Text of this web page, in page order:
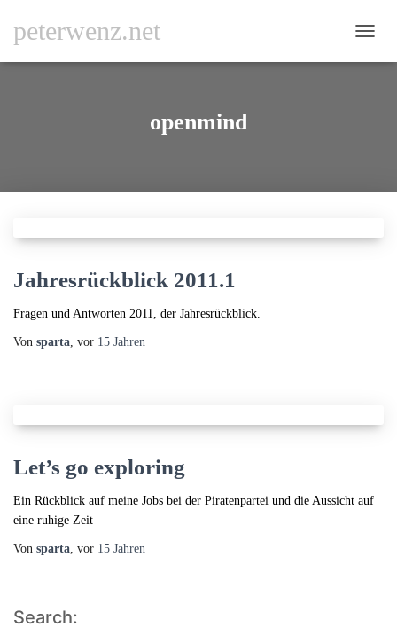
peterwenz.net
openmind
Jahresrückblick 2011.1
Fragen und Antworten 2011, der Jahresrückblick.
Von sparta, vor 15 Jahren
Let’s go exploring
Ein Rückblick auf meine Jobs bei der Piratenpartei und die Aussicht auf
eine ruhige Zeit
Von sparta, vor 15 Jahren
Search: